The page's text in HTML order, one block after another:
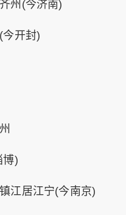
州(今济南)
今开封)
博)
江居江宁(今南京)